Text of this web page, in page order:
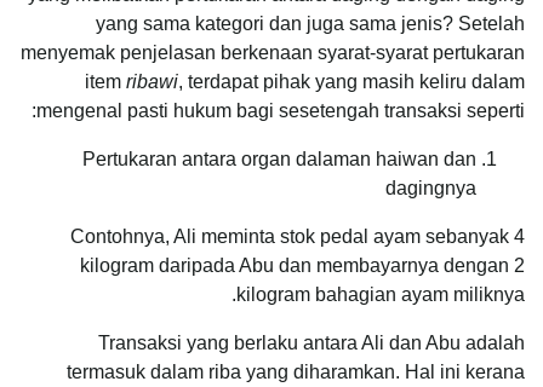
yang sama kategori dan juga sama jenis? Setelah
menyemak penjelasan berkenaan syarat-syarat pertukaran
item ribawi, terdapat pihak yang masih keliru dalam
mengenal pasti hukum bagi sesetengah transaksi seperti:
Pertukaran antara organ dalaman haiwan dan
dagingnya
Contohnya, Ali meminta stok pedal ayam sebanyak 4
kilogram daripada Abu dan membayarnya dengan 2
kilogram bahagian ayam miliknya.
Transaksi yang berlaku antara Ali dan Abu adalah
termasuk dalam riba yang diharamkan. Hal ini kerana